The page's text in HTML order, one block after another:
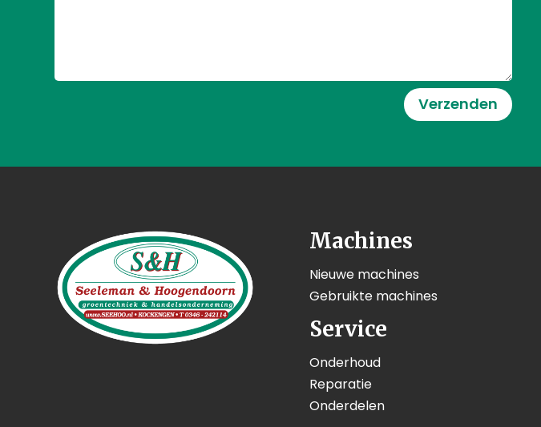
Verzenden
Machines
Nieuwe machines
Gebruikte machines
Service
Onderhoud
Reparatie
Onderdelen